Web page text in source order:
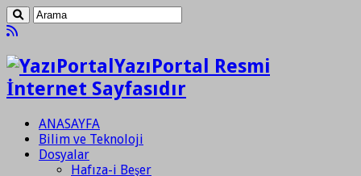
YazıPortal Resmi
İnternet Sayfasıdır
ANASAYFA
Bilim ve Teknoloji
Dosyalar
Hafıza-i Beşer